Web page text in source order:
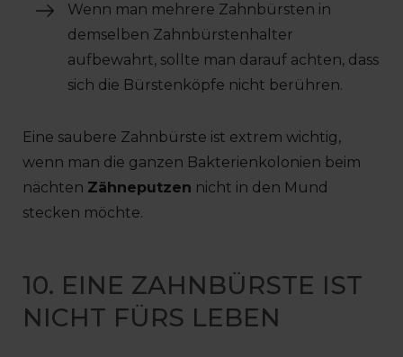
Wenn man mehrere Zahnbürsten in
demselben Zahnbürstenhalter
aufbewahrt, sollte man darauf achten, dass
sich die Bürstenköpfe nicht berühren.
Eine saubere Zahnbürste ist extrem wichtig,
wenn man die ganzen Bakterienkolonien beim
nächten Zähneputzen nicht in den Mund
stecken möchte.
10. EINE ZAHNBÜRSTE IST
NICHT FÜRS LEBEN